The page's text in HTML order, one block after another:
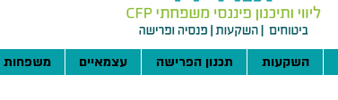
השקעות תכנון הפרישה עצמאיים משפחות